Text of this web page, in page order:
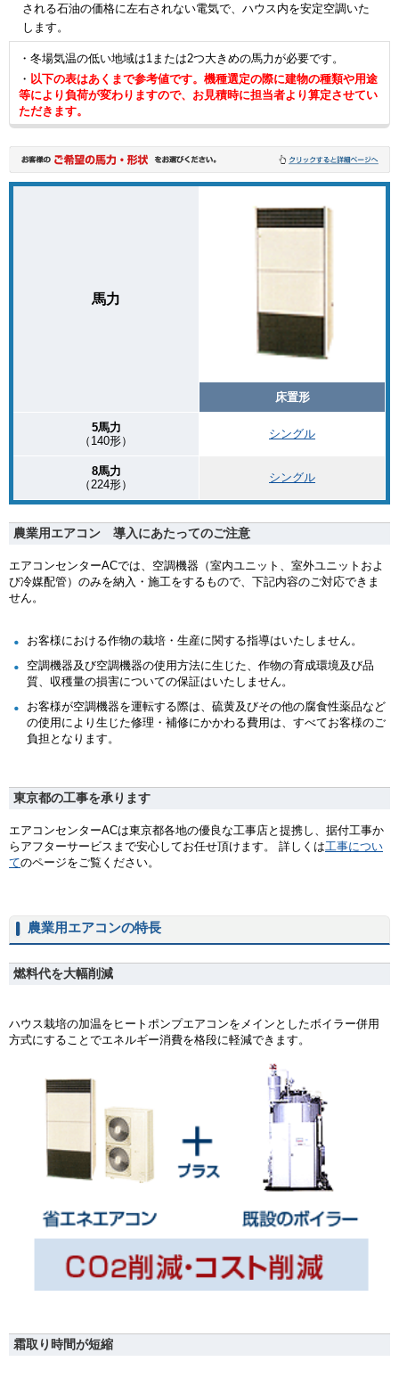
される石油の価格に左右されない電気で、ハウス内を安定空調いた
します。
・冬場気温の低い地域は1または2つ大きめの馬力が必要です。
・ 以下の表はあくまで参考値です。機種選定の際に建物の種類や用途
等により負荷が変わりますので、お見積時に担当者より算定させてい
ただきます。
馬力
床置形
5馬力
（140形）
シングル
8馬力
（224形）
シングル
農業用エアコン 導入にあたってのご注意
エアコンセンターACでは、空調機器（室内ユニット、室外ユニットおよ
び冷媒配管）のみを納入・施工をするもので、下記内容のご対応できま
せん。
お客様における作物の栽培・生産に関する指導はいたしません。
空調機器及び空調機器の使用方法に生じた、作物の育成環境及び品
質、収穫量の損害についての保証はいたしません。
お客様が空調機器を運転する際は、硫黄及びその他の腐食性薬品など
の使用により生じた修理・補修にかかわる費用は、すべてお客様のご
負担となります。
東京都の工事を承ります
エアコンセンターACは東京都各地の優良な工事店と提携し、据付工事か
らアフターサービスまで安心してお任せ頂けます。 詳しくは工事につい
てのページをご覧ください。
農業用エアコンの特長
燃料代を大幅削減
ハウス栽培の加温をヒートポンプエアコンをメインとしたボイラー併用
方式にすることでエネルギー消費を格段に軽減できます。
霜取り時間が短縮